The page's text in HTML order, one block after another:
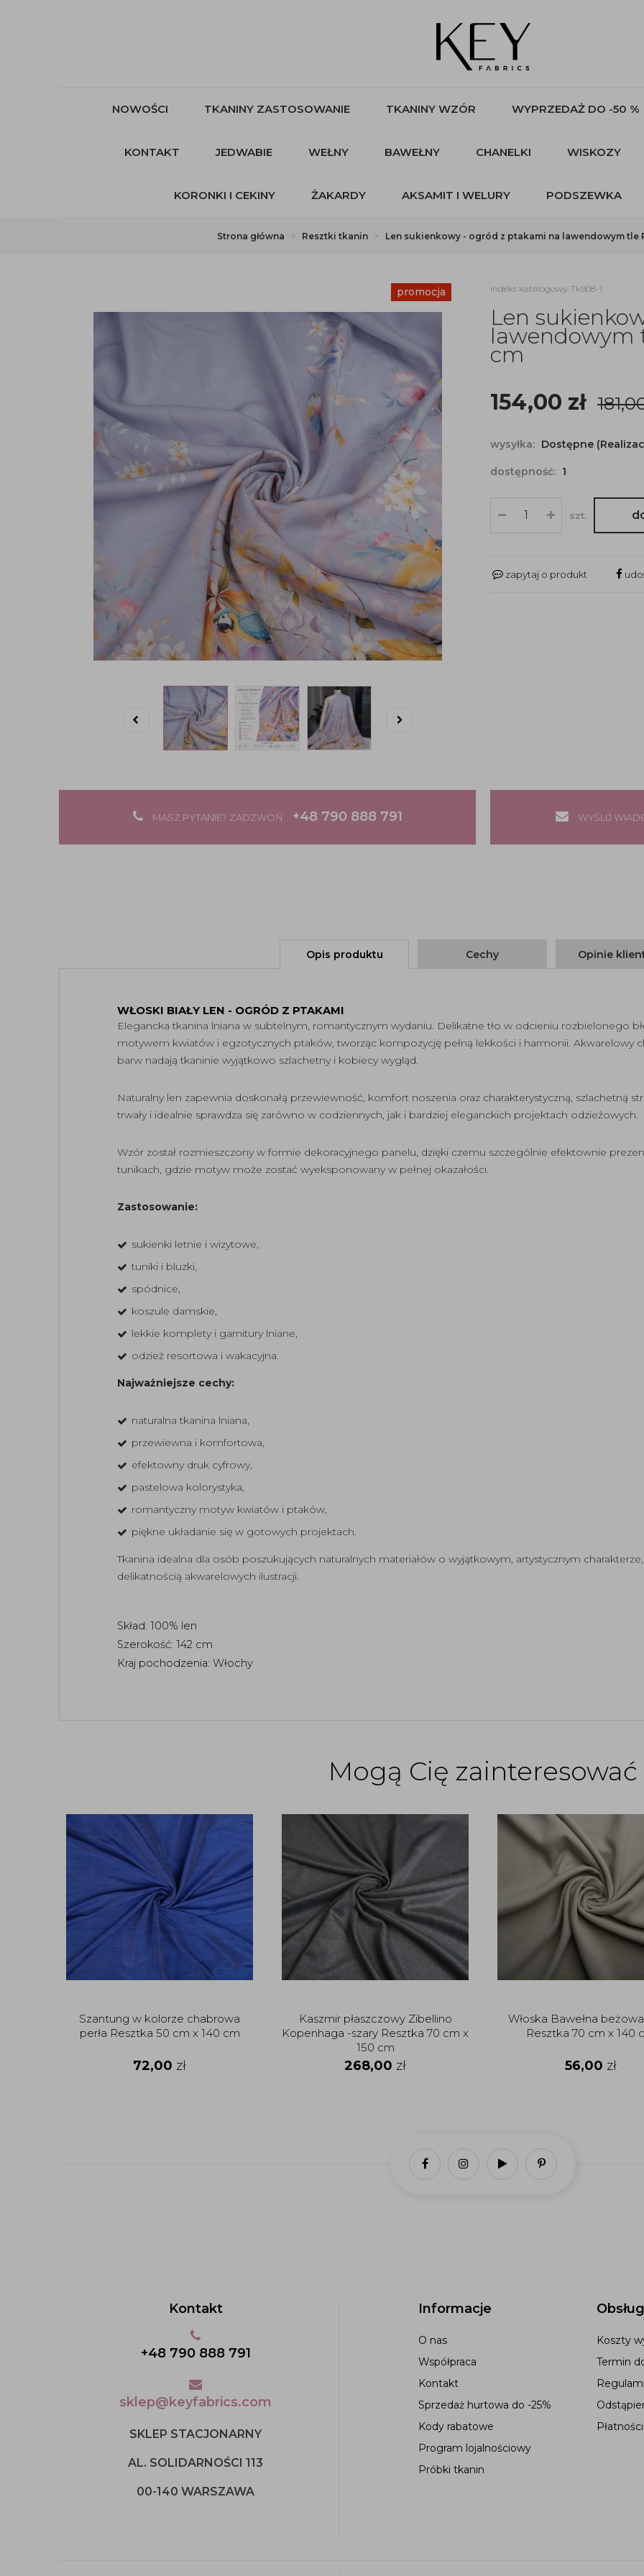
NOWOŚCI TKANINY ZASTOSOWANIE TKANINY WZÓR WYPRZEDAŻ DO -50 %
KONTAKT JEDWABIE WEŁNY BAWEŁNY CHANELKI WISKOZY
KORONKI I CEKINY ŻAKARDY AKSAMIT I WELURY PODSZEWKA
Strona główna Resztki tkanin Len sukienkowy - ogród z ptakami na lawendowym tle
promocja indeks katalogowy: Tk908-1
Len
lawendowym
cm
154,00 zł
wysyłka: Dostępne
dostępność: 1
szt.
zapytaj o produkt
MASZ PYTANIE? ZADZWOŃ +48 790 888 791 WYŚLIJ
Opis produktu Cechy Opinie
WŁOSKI BIAŁY LEN - OGRÓD Z PTAKAMI
Elegancka tkanina lniana w subtelnym, romantycznym wydaniu. Delikatne tło w odcieniu rozbielonego
motywem kwiatów i egzotycznych ptaków, tworząc kompozycję pełną lekkości i harmonii. Akwarelowy
barw nadają tkaninie wyjątkowo szlachetny i kobiecy wygląd.
Naturalny len zapewnia doskonałą przewiewność, komfort noszenia oraz charakterystyczną, szlachetną
trwały i idealnie sprawdza się zarówno w codziennych, jak i bardziej eleganckich projektach odzieżowych.
Wzór został rozmieszczony w formie dekoracyjnego panelu, dzięki czemu szczególnie efektownie
tunikach, gdzie motyw może zostać wyeksponowany w pełnej okazałości.
Zastosowanie:
sukienki letnie i wizytowe,
tuniki i bluzki,
spódnice,
koszule damskie,
lekkie komplety i garnitury lniane,
odzież resortowa i wakacyjna.
Najważniejsze cechy:
naturalna tkanina lniana,
przewiewna i komfortowa,
efektowny druk cyfrowy,
pastelowa kolorystyka,
romantyczny motyw kwiatów i ptaków,
piękne układanie się w gotowych projektach.
Tkanina idealna dla osób poszukujących naturalnych materiałów o wyjątkowym, artystycznym
delikatnością akwarelowych ilustracji.
Skład: 100% len
Szerokość: 142 cm
Kraj pochodzenia: Włochy
Mogą Cię zainteresować
Szantung w kolorze chabrowa
perła Resztka 50 cm x 140 cm
72,00 zł
Kaszmir płaszczowy Zibellino
Kopenhaga -szary Resztka 70 cm x
150 cm
268,00 zł
Włoska Bawełna
Resztka 70 cm x 140
56,00 zł
Informacje
O nas
Współpraca
Kontakt
Sprzedaż hurtowa do -25%
Kody rabatowe
Program lojalnościowy
Próbki tkanin
Koszty
Termin
Płatności
Kontakt
+48 790 888 791
sklep@keyfabrics.com
SKLEP STACJONARNY
AL. SOLIDARNOŚCI 113
00-140 WARSZAWA